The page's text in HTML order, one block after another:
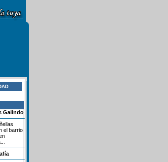
Galindo
el barrio